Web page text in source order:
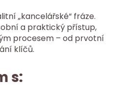
„kancelářské“ fráze.
a praktický přístup,
procesem – od prvotní
klíčů.
s: